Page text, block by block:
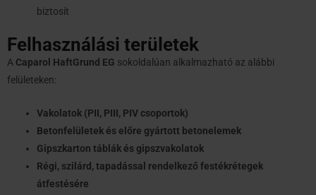
biztosít
Felhasználási területek
A Caparol HaftGrund EG sokoldalúan alkalmazható az alábbi
felületeken:
Vakolatok (PII, PIII, PIV csoportok)
Betonfelületek és előre gyártott betonelemek
Gipszkarton táblák és gipszvakolatok
Régi, szilárd, tapadással rendelkező festékrétegek
átfestésére